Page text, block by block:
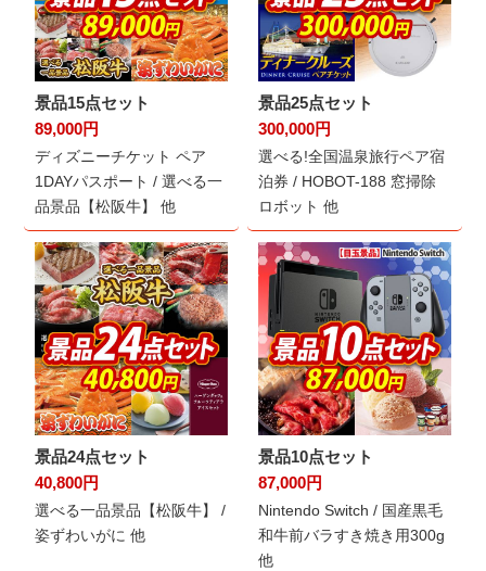
景品15点セット
89,000円
ディズニーチケット ペア
1DAYパスポート / 選べる一
品景品【松阪牛】 他
景品25点セット
300,000円
選べる!全国温泉旅行ペア宿
泊券 / HOBOT-188 窓掃除
ロボット 他
景品24点セット
40,800円
選べる一品景品【松阪牛】 /
姿ずわいがに 他
景品10点セット
87,000円
Nintendo Switch / 国産黒毛
和牛前バラすき焼き用300g
他